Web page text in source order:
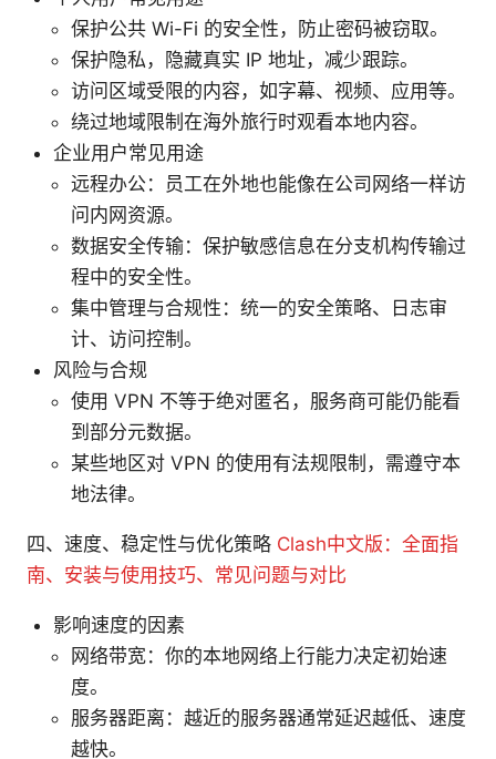
保护公共 Wi-Fi 的安全性，防止密码被窃取。
保护隐私，隐藏真实 IP 地址，减少跟踪。
访问区域受限的内容，如字幕、视频、应用等。
绕过地域限制在海外旅行时观看本地内容。
企业用户常见用途
远程办公：员工在外地也能像在公司网络一样访
问内网资源。
数据安全传输：保护敏感信息在分支机构传输过
程中的安全性。
集中管理与合规性：统一的安全策略、日志审
计、访问控制。
风险与合规
使用 VPN 不等于绝对匿名，服务商可能仍能看
到部分元数据。
某些地区对 VPN 的使用有法规限制，需遵守本
地法律。
四、速度、稳定性与优化策略 Clash中文版：全面指
南、安装与使用技巧、常见问题与对比
影响速度的因素
网络带宽：你的本地网络上行能力决定初始速
度。
服务器距离：越近的服务器通常延迟越低、速度
越快。